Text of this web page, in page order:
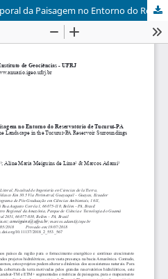
Mapeamento e Análise Temporal da Paisagem no Entorno do Reservatório de Tucuruí-PA